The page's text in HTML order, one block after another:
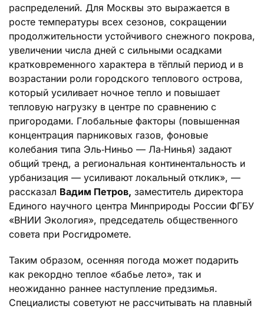
распределений. Для Москвы это выражается в
росте температуры всех сезонов, сокращении
продолжительности устойчивого снежного покрова,
увеличении числа дней с сильными осадками
кратковременного характера в тёплый период и в
возрастании роли городского теплового острова,
который усиливает ночное тепло и повышает
тепловую нагрузку в центре по сравнению с
пригородами. Глобальные факторы (повышенная
концентрация парниковых газов, фоновые
колебания типа Эль‑Ниньо — Ла‑Нинья) задают
общий тренд, а региональная континентальность и
урбанизация — усиливают локальный отклик», —
рассказал Вадим Петров, заместитель директора
Единого научного центра Минприроды России ФГБУ
«ВНИИ Экология», председатель общественного
совета при Росгидромете.
Таким образом, осенняя погода может подарить
как рекордно теплое «бабье лето», так и
неожиданно раннее наступление предзимья.
Специалисты советуют не рассчитывать на плавный